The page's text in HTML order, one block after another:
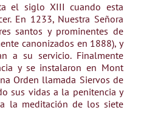
el siglo XIII cuando esta
En 1233, Nuestra Señora
santos y prominentes de
canonizados en 1888), y
a su servicio. Finalmente
y se instalaron en Mont
Orden llamada Siervos de
sus vidas a la penitencia y
la meditación de los siete